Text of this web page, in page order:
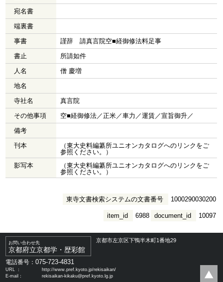
宛名書
端裏書
事書
謹辞 請真言院空■経御修法料足事
書止
所請如件
人名
僧 慶増
地名
寺社名
真言院
その他事項
空■経御修法／正米／車力／運賃／宣旨御升／
備考
刊本
（東大史料編纂所ユニオンカタログへのリンクをご
参照ください。）
影写本
（東大史料編纂所ユニオンカタログへのリンクをご
参照ください。）
東寺文書検索システムの文書番号 1000290030200
document_id 10097
item_id 6988
お問い合わせ先
京都府立京都学・歴彩館
京都市左京区下鴨半木町1番地29
電話番号：075-723-4831
URL ：
http://www.pref.kyoto.jp/rekisaikan/
E-mail：
rekisaikan-kikaku@pref.kyoto.lg.jp